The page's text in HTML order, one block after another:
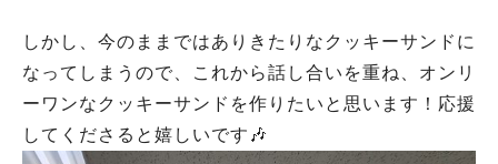
しかし、今のままではありきたりなクッキーサンドに
なってしまうので、これから話し合いを重ね、オンリ
ーワンなクッキーサンドを作りたいと思います！応援
してくださると嬉しいです🎶